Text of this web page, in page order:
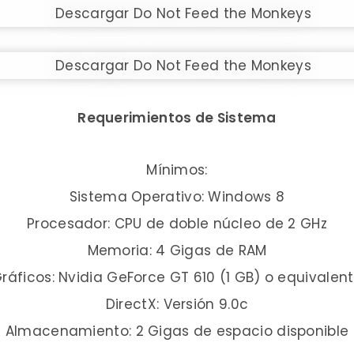
Requerimientos de Sistema
Mínimos:
Sistema Operativo: Windows 8
Procesador: CPU de doble núcleo de 2 GHz
Memoria: 4 Gigas de RAM
Nvidia GeForce GT 610 (1 GB) o
DirectX: Versión 9.0c
Almacenamiento: 2 Gigas de espacio disponible